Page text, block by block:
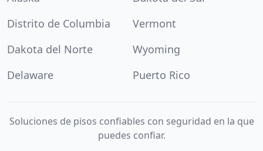
Distrito de Columbia
Vermont
Dakota del Norte
Wyoming
Delaware
Puerto Rico
Soluciones de pisos confiables con seguridad en la que
puedes confiar.